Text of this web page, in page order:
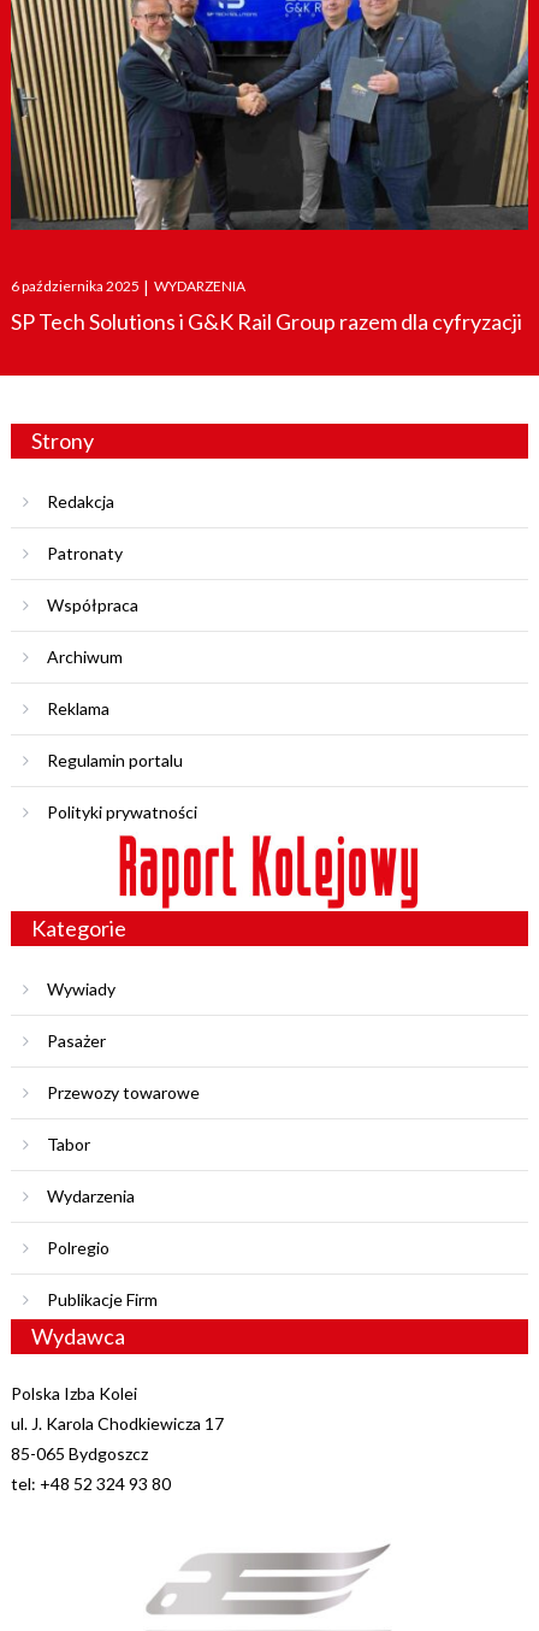
Posted
on
6 października 2025 | WYDARZENIA
SP Tech Solutions i G&K Rail Group razem dla cyfryzacji
Strony
Redakcja
Patronaty
Współpraca
Archiwum
Reklama
Regulamin portalu
Polityki prywatności
Kategorie
Wywiady
Pasażer
Przewozy towarowe
Tabor
Wydarzenia
Polregio
Publikacje Firm
Wydawca
Polska Izba Kolei
ul. J. Karola Chodkiewicza 17
85-065 Bydgoszcz
tel: +48 52 324 93 80